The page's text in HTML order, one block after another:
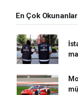
En Çok Okunanlar